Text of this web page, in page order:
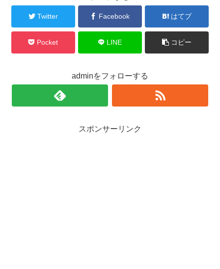
Twitter Facebook はてブ
Pocket LINE コピー
adminをフォローする
スポンサーリンク